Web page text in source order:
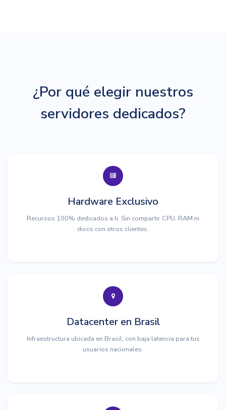
¿Por qué elegir nuestros
servidores dedicados?
Hardware Exclusivo
Recursos 100% dedicados a ti. Sin compartir CPU, RAM ni
disco con otros clientes.
Datacenter en Brasil
Infraestructura ubicada en Brasil, con baja latencia para tus
usuarios nacionales.